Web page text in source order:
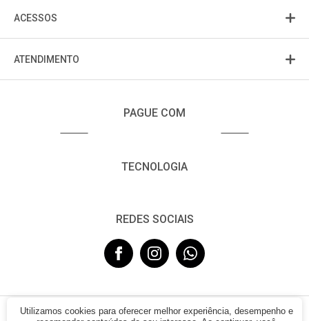
ACESSOS
ATENDIMENTO
PAGUE COM
TECNOLOGIA
REDES SOCIAIS
Utilizamos cookies para oferecer melhor experiência, desempenho e